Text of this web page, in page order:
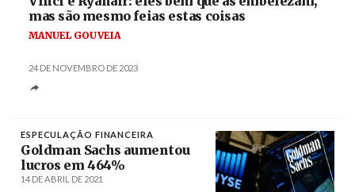
mas são mesmo feias estas coisas
MANUEL GOUVEIA
24 DE NOVEMBRO DE 2023
ESPECULAÇÃO FINANCEIRA
Goldman Sachs aumentou
lucros em 464%
14 DE ABRIL DE 2021